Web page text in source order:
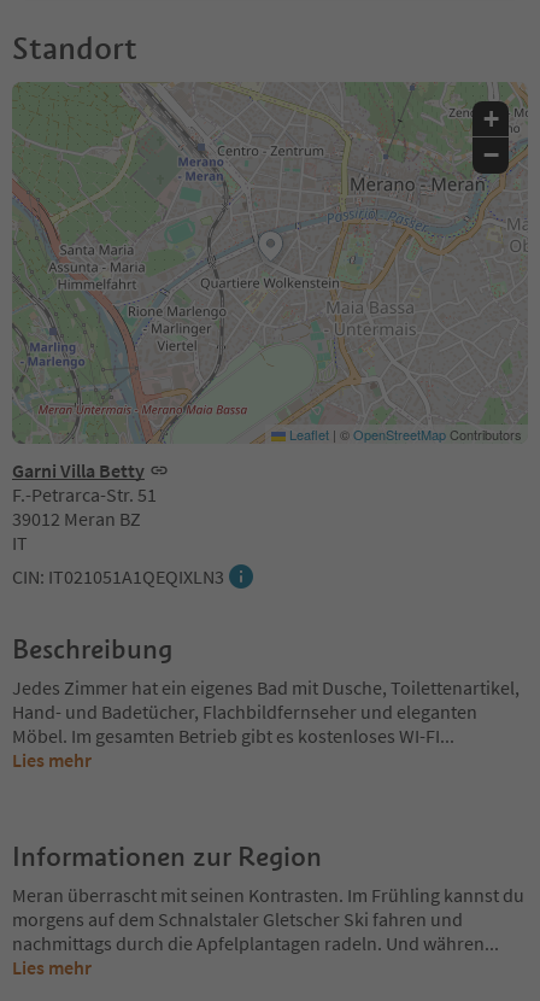
Standort
Garni Villa Betty
F.-Petrarca-Str. 51
39012 Meran BZ
IT
CIN: IT021051A1QEQIXLN3
+
−
Leaflet | ©OpenStreetMapContributors
Beschreibung
Jedes Zimmer hat ein eigenes Bad mit Dusche, Toilettenartikel,
Hand- und Badetücher, Flachbildfernseher und eleganten
Möbel. Im gesamten Betrieb gibt es kostenloses WI-FI...
Lies mehr
Informationen zur Region
Meran überrascht mit seinen Kontrasten. Im Frühling kannst du
morgens auf dem Schnalstaler Gletscher Ski fahren und
nachmittags durch die Apfelplantagen radeln. Und währen...
Lies mehr